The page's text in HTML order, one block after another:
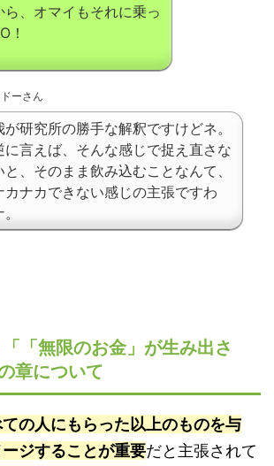
ら、オマイもそれに乗っ
！
ーさん
が研究所の勝手な解釈ですけどネ。
に言えば、そんな感じで捉え直さな
と、そのまま飲み込むことなんて、
カナカできない感じの主張ですわ
「「無限のお金」が生み出さ
章について
の人にもらった以上のものを与
ジすることが重要だと主張されて